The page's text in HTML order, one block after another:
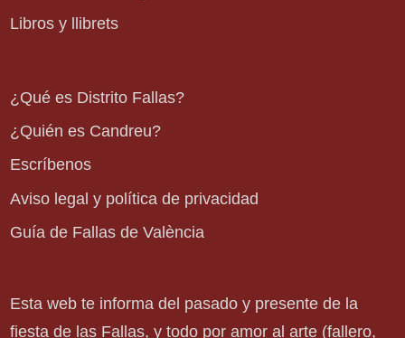
Libros y llibrets
¿Qué es Distrito Fallas?
¿Quién es Candreu?
Escríbenos
Aviso legal y política de privacidad
Guía de Fallas de València
Esta web te informa del pasado y presente de la
fiesta de las Fallas, y todo por amor al arte (fallero,